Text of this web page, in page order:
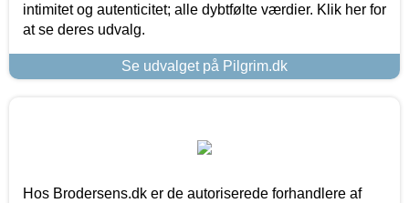
intimitet og autenticitet; alle dybtfølte værdier. Klik her for
at se deres udvalg.
Se udvalget på Pilgrim.dk
Hos Brodersens.dk er de autoriserede forhandlere af